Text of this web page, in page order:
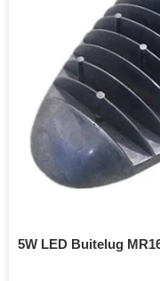
5W LED Buitelug